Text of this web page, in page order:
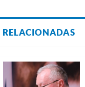
RELACIONADAS